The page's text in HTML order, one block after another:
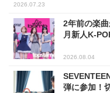
2026.07.23
2年前の楽
月新人K-
2026.08.04
弾に参加！